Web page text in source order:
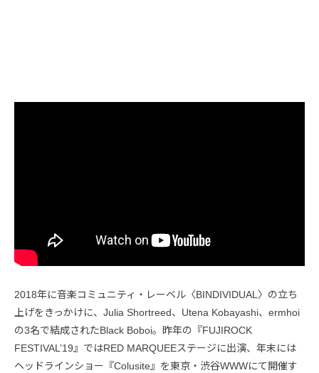
2018年に音楽コミュニティ・レーベル〈BINDIVIDUAL〉の立ち
上げをきっかけに、Julia Shortreed、Utena Kobayashi、ermhoi
の3名で結成されたBlack Boboi。昨年の『FUJIROCK
FESTIVAL’19』ではRED MARQUEEステージに出演、年末には
ヘッドラインショー『Colusite』を東京・渋谷WWWにて開催す